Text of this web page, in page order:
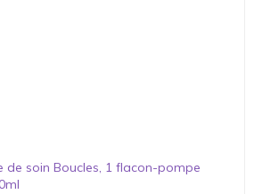
de soin Boucles, 1 flacon-pompe